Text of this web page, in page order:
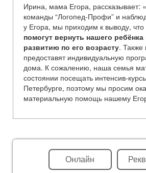
Ирина, мама Егора, рассказывает:
команды “Логопед-Профи” и
у Егора, мы приходим к выводу, что
помогут вернуть нашего
развитию по его возрасту. Также
предоставят индивидуальную
дома. К сожалению, наша семья
состоянии посещать интенсив-
Петербурге, поэтому мы просим
материальную помощь нашему
Онлайн